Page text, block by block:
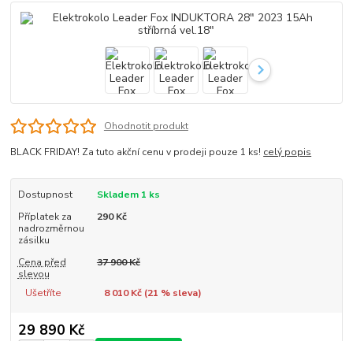
Ohodnotit produkt
BLACK FRIDAY! Za tuto akční cenu v prodeji pouze 1 ks! celý popis
Dostupnost
Skladem 1 ks
Příplatek za
nadrozměrnou
zásilku
290 Kč
Cena před
slevou
37 900 Kč
Ušetříte 8 010 Kč (21 % sleva)
29 890 Kč